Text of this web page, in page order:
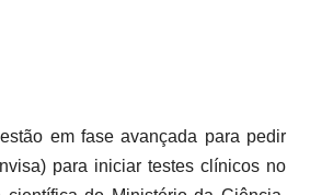
em fase avançada para pedir
para iniciar testes clínicos no